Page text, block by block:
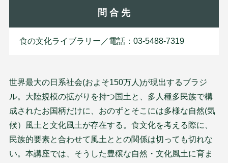
問 合 先
食の文化ライブラリー／電話：03-5488-7319
世界最大の日系社会(およそ150万人)が現出するブラジ
ル。大陸規模の拡がりを持つ国土と、多人種多民族で構
成されたお国柄だけに、おのずとそこには多様な自然(気
候）風土と文化風土が存在する。食文化を考える際に、
民族的要素と合わせて風土ととの関係は切っても切れな
い。本講座では、そうした豊穣な自然・文化風土に育ま